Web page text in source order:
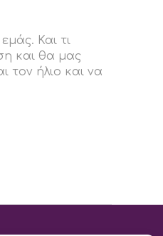
Και τι
και θα μας
τον ήλιο και να